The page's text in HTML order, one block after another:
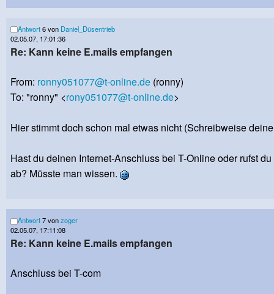
Antwort6 von Daniel_Düsentrieb
02.05.07, 17:01:36
Re: Kann keine E.mails empfangen
From: ronny051077@t-online.de (ronny)
To: "ronny" <rony051077@t-online.de>
Hier stimmt doch schon mal etwas nicht (Schreibweise
Hast du deinen Internet-Anschluss bei T-Online oder rufst
ab? Müsste man wissen.
Antwort7 vonzoger
02.05.07, 17:11:08
Re: Kann keine E.mails empfangen
Anschluss bei T-com